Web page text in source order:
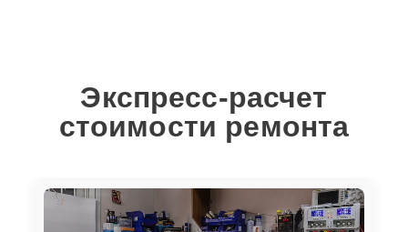
Экспресс-расчет
стоимости ремонта